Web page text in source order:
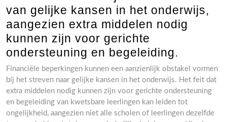
van gelijke kansen in het onderwijs,
aangezien extra middelen nodig
kunnen zijn voor gerichte
ondersteuning en begeleiding.
Financiële beperkingen kunnen een aanzienlijk obstakel vormen
bij het streven naar gelijke kansen in het onderwijs. Het feit dat
extra middelen nodig kunnen zijn voor gerichte ondersteuning
en begeleiding van kwetsbare leerlingen kan leiden tot
ongelijkheid, aangezien niet alle scholen of leerlingen dezelfde